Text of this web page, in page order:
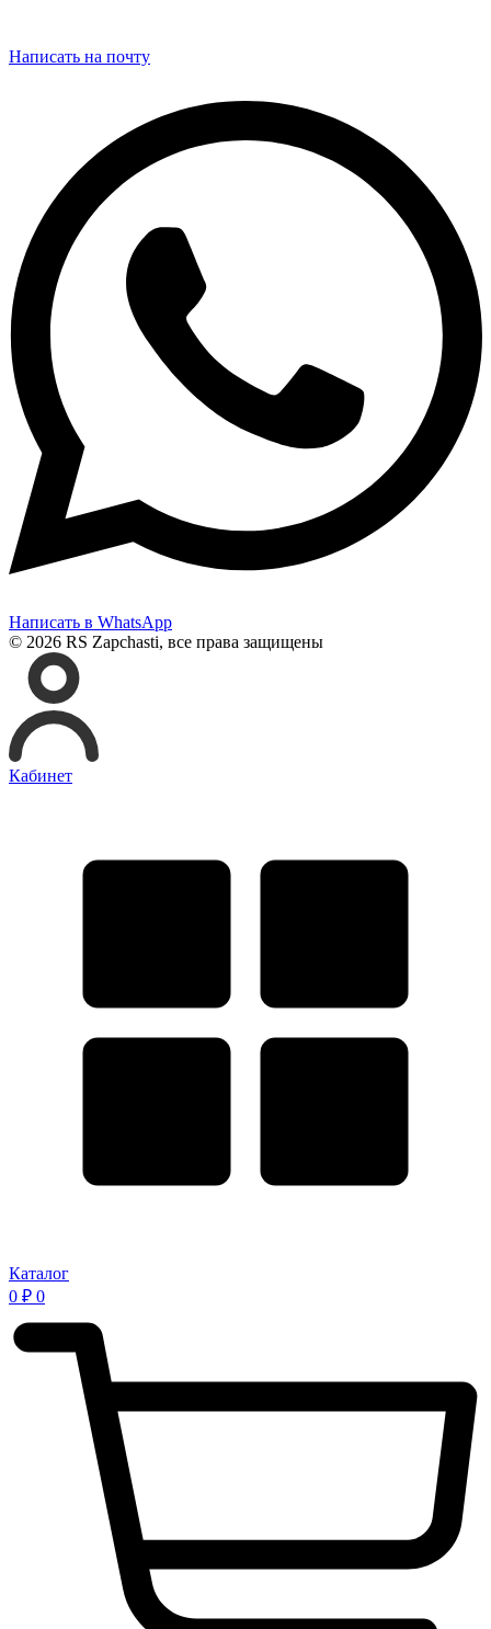
Написать на почту
Написать в WhatsApp
© 2026 RS Zapchasti, все права защищены
Кабинет
Каталог
0 ₽ 0